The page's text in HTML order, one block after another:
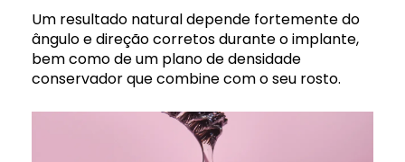
Um resultado natural depende fortemente do
ângulo e direção corretos durante o implante,
bem como de um plano de densidade
conservador que combine com o seu rosto.